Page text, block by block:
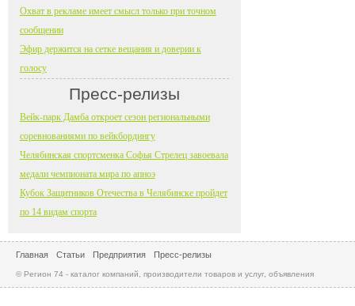
Охват в рекламе имеет смысл только при точном
сообщении
Эфир держится на сетке вещания и доверии к
голосу
Пресс-релизы
Вейк-парк Дамба откроет сезон региональными
соревнованиями по вейкбордингу
Челябинская спортсменка Софья Стрелец завоевала
медали чемпионата мира по апноэ
Кубок Защитников Отечества в Челябинске пройдет
по 14 видам спорта
Главная Статьи Предприятия Пресс-релизы
© Регион 74 - каталог компаний, производители товаров и услуг, объявления